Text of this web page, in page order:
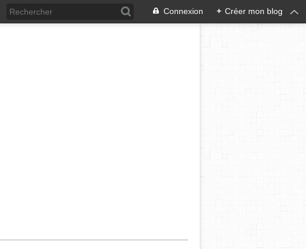
Connexion + Créer mon blog